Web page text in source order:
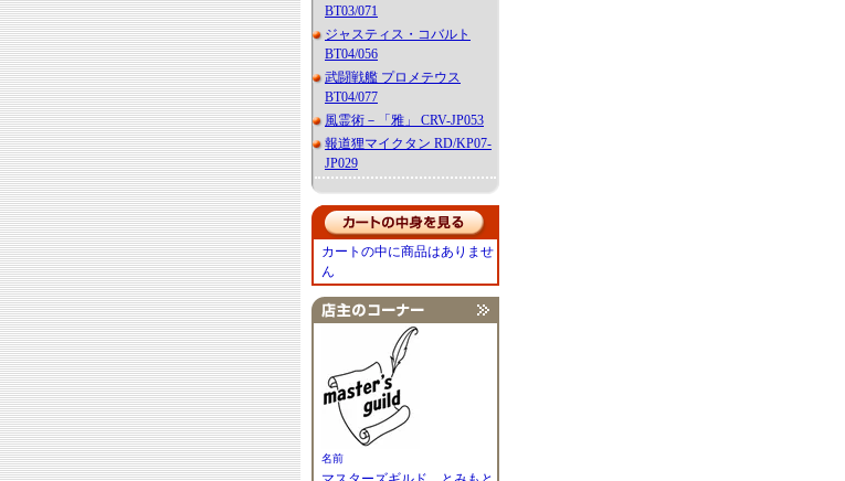
BT03/071
ジャスティス・コバルト
BT04/056
武闘戦艦 プロメテウス
BT04/077
風霊術－「雅」 CRV-JP053
報道狸マイクタン RD/KP07-
JP029
カートの中に商品はありませ
ん
名前